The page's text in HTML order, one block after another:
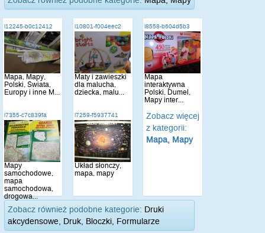
i12245-b0c12412
Mapa, Mapy,
Polski, Świata,
Europy i inne M...
i10801-f004eec2
Maty i zawieszki
dla malucha,
dziecka, malu...
i8558-b604d5b3
Mapa
interaktywna
Polski, Dumel,
Mapy inter...
i7355-c7c839fa
Mapy
samochodowe,
mapa
samochodowa,
drogowa...
i7259-f5937741
Układ słonczy,
mapa, mapy
Zobacz więcej
z kategorii:
Mapa, Mapy
Zobacz również podobne kategorie: Druki
akcydensowe, Druk, Bloczki, Formularze